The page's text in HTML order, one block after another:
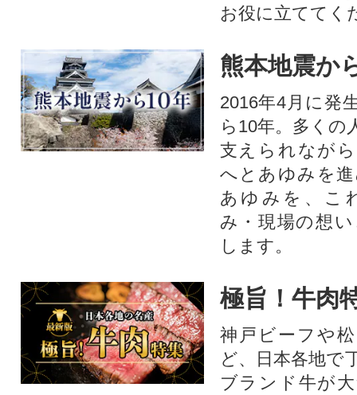
お役に立ててく
熊本地震か
2016年4月に発
ら10年。多くの
支えられなが
へとあゆみを
あゆみを、こ
み・現場の想
します。
極旨！牛肉
神戸ビーフや
ど、日本各地で
ブランド牛が